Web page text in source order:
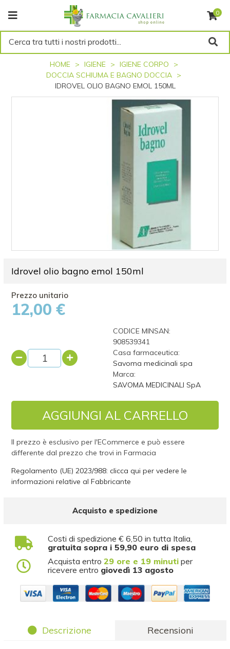
0
Cerca tra tutti i nostri prodotti...
HOME IGIENE
IGIENE CORPO
DOCCIA SCHIUMA E BAGNO DOCCIA
IDROVEL OLIO BAGNO EMOL 150ML
Idrovel olio bagno emol 150ml
12,00 €
CODICE MINSAN:
908539341
Casa farmaceutica:
Savoma medicinali spa
Marca:
SAVOMA MEDICINALI SpA
AGGIUNGI AL CARRELLO
Il prezzo è esclusivo per l'ECommerce e può essere
differente dal prezzo che trovi in Farmacia
Regolamento (UE) 2023/988: clicca qui per vedere le
informazioni relative al Fabbricante
Acquisto e spedizione
Costi di spedizione € 6,50 in tutta Italia,
gratuita sopra i 59,90 euro di spesa
Acquista entro29 ore e 19 minuti per
ricevere entro giovedì 13 agosto
Descrizione Recensioni